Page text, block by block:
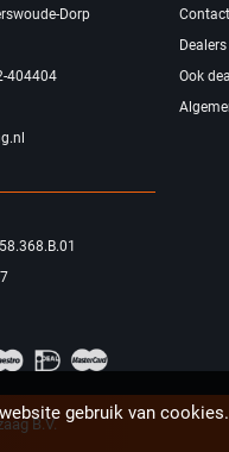
Dorp
404404
Contact
Dealers
Ook
B.V.
gebruik van